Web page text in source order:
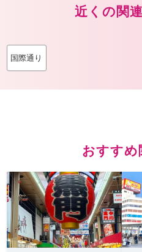
近くの関
国際通り
おすすめ